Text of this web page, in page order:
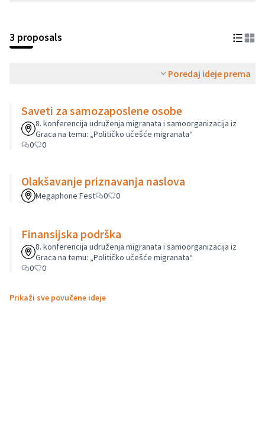
3 proposals
Poredaj ideje prema
Saveti za samozaposlene osobe
8. konferencija udruženja migranata i samoorganizacija iz
Graca na temu: „Političko učešće migranata“
0
0
Olakšavanje priznavanja naslova
Megaphone Fest 0 0
Finansijska podrška
8. konferencija udruženja migranata i samoorganizacija iz
Graca na temu: „Političko učešće migranata“
0
0
Prikaži sve povučene ideje